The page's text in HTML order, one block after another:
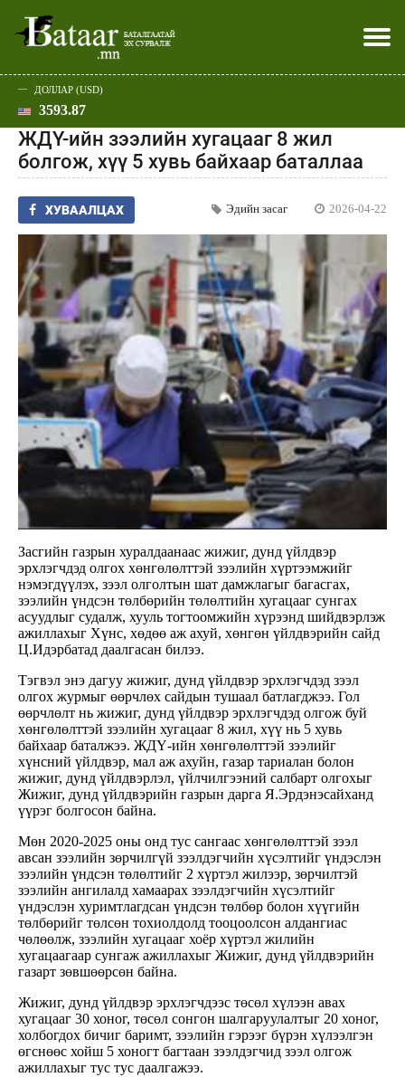
Эхлэл
Улс төр
Нийгэм
Эдийн засаг
Дэлхий
Спорт
Шар
Батаар юу хэлэв
Хэвлэл мэдээллээр
ДОЛЛАР (USD)
3593.87
ЖДҮ-ийн зээлийн хугацааг 8 жил
болгож, хүү 5 хувь байхаар баталлаа
ХУВААЛЦАХ Эдийн засаг 2026-04-22
Засгийн газрын хуралдаанаас жижиг, дунд үйлдвэр
эрхлэгчдэд олгох хөнгөлөлттэй зээлийн хүртээмжийг
нэмэгдүүлэх, зээл олголтын шат дамжлагыг багасгах,
зээлийн үндсэн төлбөрийн төлөлтийн хугацааг сунгах
асуудлыг судалж, хууль тогтоомжийн хүрээнд шийдвэрлэж
ажиллахыг Хүнс, хөдөө аж ахуй, хөнгөн үйлдвэрийн сайд
Ц.Идэрбатад даалгасан билээ.
Тэгвэл энэ дагуу жижиг, дунд үйлдвэр эрхлэгчдэд зээл
олгох журмыг өөрчлөх сайдын тушаал батлагджээ. Гол
өөрчлөлт нь жижиг, дунд үйлдвэр эрхлэгчдэд олгож буй
хөнгөлөлттэй зээлийн хугацааг 8 жил, хүү нь 5 хувь
байхаар баталжээ. ЖДҮ-ийн хөнгөлөлттэй зээлийг
хүнсний үйлдвэр, мал аж ахуйн, газар тариалан болон
жижиг, дунд үйлдвэрлэл, үйлчилгээний салбарт олгохыг
Жижиг, дунд үйлдвэрийн газрын дарга Я.Эрдэнэсайханд
үүрэг болгосон байна.
Мөн 2020-2025 оны онд тус сангаас хөнгөлөлттэй зээл
авсан зээлийн зөрчилгүй зээлдэгчийн хүсэлтийг үндэслэн
зээлийн үндсэн төлөлтийг 2 хүртэл жилээр, зөрчилтэй
зээлийн ангилалд хамаарах зээлдэгчийн хүсэлтийг
үндэслэн хуримтлагдсан үндсэн төлбөр болон хүүгийн
төлбөрийг төлсөн тохиолдолд тооцоолсон алдангиас
чөлөөлж, зээлийн хугацааг хоёр хүртэл жилийн
хугацаагаар сунгаж ажиллахыг Жижиг, дунд үйлдвэрийн
газарт зөвшөөрсөн байна.
Жижиг, дунд үйлдвэр эрхлэгчдээс төсөл хүлээн авах
хугацааг 30 хоног, төсөл сонгон шалгаруулалтыг 20 хоног,
холбогдох бичиг баримт, зээлийн гэрээг бүрэн хүлээлгэн
өгснөөс хойш 5 хоногт багтаан зээлдэгчид зээл олгож
ажиллахыг тус тус даалгажээ.